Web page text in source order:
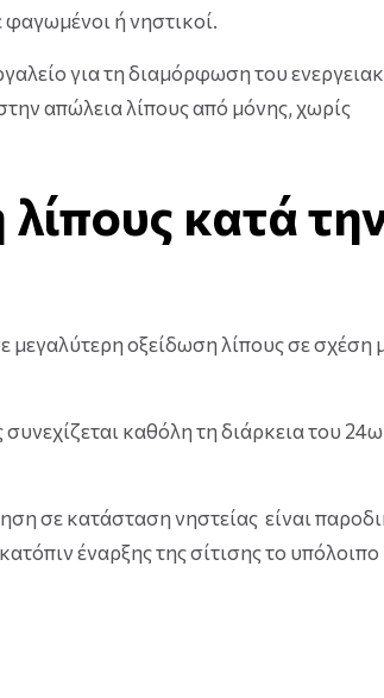
ή νηστικοί.
για τη διαμόρφωση του
απώλεια λίπους από μόνης, χωρίς
κατά
μεγαλύτερη οξείδωση λίπους σε σχέση
καθόλη τη διάρκεια του
σε κατάσταση νηστείας είναι
έναρξης της σίτισης το υπόλοιπο